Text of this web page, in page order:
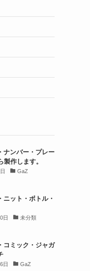
ナンバー・プレー
製作します。
GaZ
ニット・ボトル・
日 未分類
コミック・ジャガ
日 GaZ